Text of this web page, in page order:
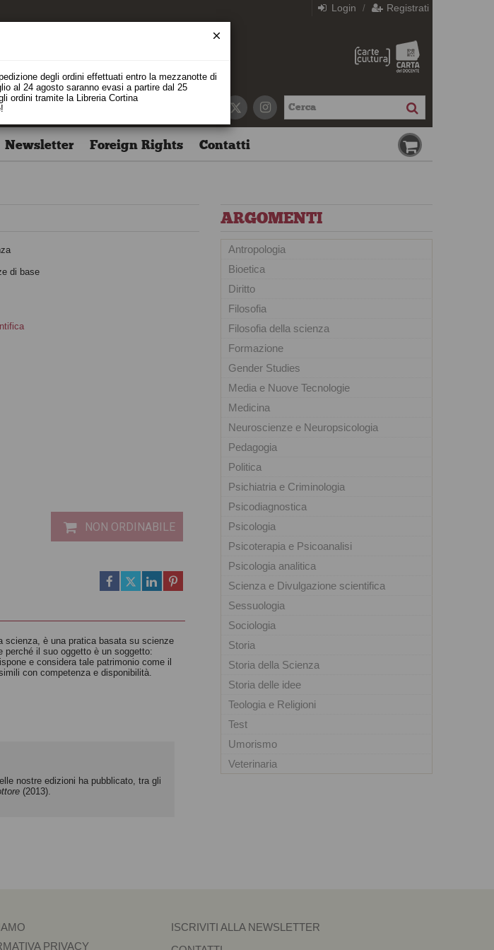
Login / Registrati
Newsletter Foreign Rights Contatti
di base
NON ORDINABILE
scienza, è una pratica basata su scienze
perché il suo oggetto è un soggetto:
e considera tale patrimonio come il
con competenza e disponibilità.
nostre edizioni ha pubblicato, tra gli
(2013).
ARGOMENTI
Antropologia
Bioetica
Diritto
Filosofia
Filosofia della scienza
Formazione
Gender Studies
Media e Nuove Tecnologie
Medicina
Neuroscienze e Neuropsicologia
Pedagogia
Politica
Psichiatria e Criminologia
Psicodiagnostica
Psicologia
Psicoterapia e Psicoanalisi
Psicologia analitica
Scienza e Divulgazione scientifica
Sessuologia
Sociologia
Storia
Storia della Scienza
Storia delle idee
Teologia e Religioni
Test
Umorismo
Veterinaria
PRIVACY
ISCRIVITI ALLA NEWSLETTER
degli ordini effettuati entro la mezzanotte di
al 24 agosto saranno evasi a partire dal 25
ordini tramite la Libreria Cortina